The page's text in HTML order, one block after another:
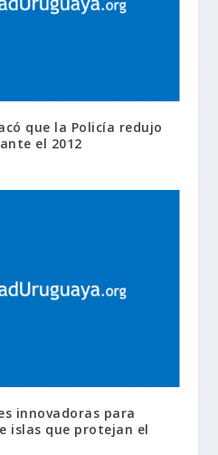
que la Policía redujo
el 2012
innovadoras para
islas que protejan el